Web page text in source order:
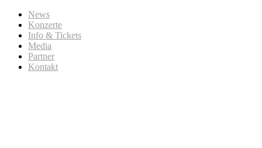
News
Konzerte
Info & Tickets
Media
Partner
Kontakt